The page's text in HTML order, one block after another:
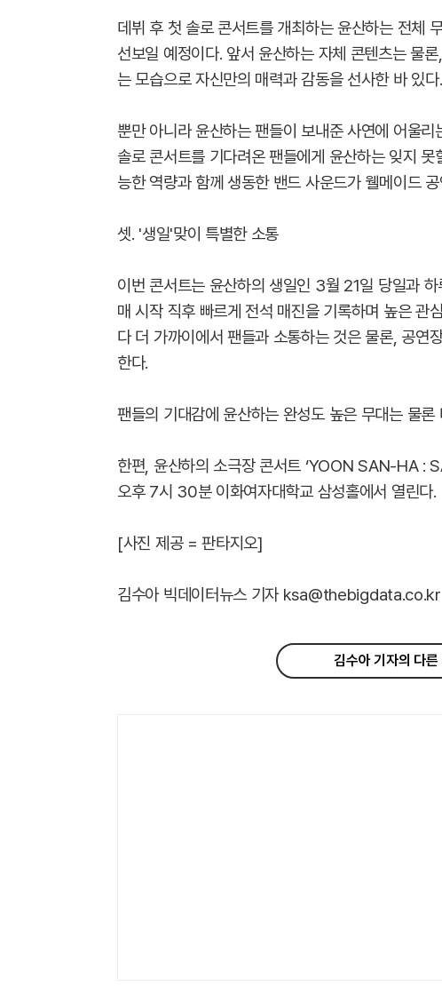
데뷔 후 첫 솔로 콘서트를 개최하는 윤산하는 전체
선보일 예정이다. 앞서 윤산하는 자체 콘텐츠는 물
는 모습으로 자신만의 매력과 감동을 선사한 바 있다.
뿐만 아니라 윤산하는 팬들이 보내준 사연에 어울
솔로 콘서트를 기다려온 팬들에게 윤산하는 잊지
능한 역량과 함께 생동한 밴드 사운드가 웰메이드
셋. '생일'맞이 특별한 소통
이번 콘서트는 윤산하의 생일인 3월 21일 당일과
매 시작 직후 빠르게 전석 매진을 기록하며 높은 관
다 더 가까이에서 팬들과 소통하는 것은 물론, 공연
한다.
팬들의 기대감에 윤산하는 완성도 높은 무대는 물
한편, 윤산하의 소극장 콘서트 ‘YOON SAN-HA
오후 7시 30분 이화여자대학교 삼성홀에서 열린다.
[사진 제공 = 판타지오]
김수아 빅데이터뉴스 기자 ksa@thebigdata.co.kr
김수아 기자의 다른